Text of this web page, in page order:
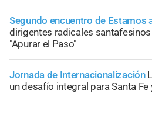
Segundo encuentro de Estamos
dirigentes radicales
"Apurar el Paso"
Jornada de Internacionalización
un desafío integral para Santa Fe